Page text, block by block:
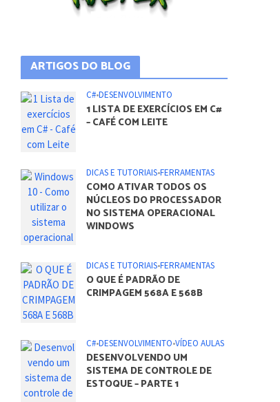
ARTIGOS DO BLOG
C#•DESENVOLVIMENTO
1 LISTA DE EXERCÍCIOS EM C#
– CAFÉ COM LEITE
DICAS E TUTORIAIS•FERRAMENTAS
COMO ATIVAR TODOS OS
NÚCLEOS DO PROCESSADOR
NO SISTEMA OPERACIONAL
WINDOWS
DICAS E TUTORIAIS•FERRAMENTAS
O QUE É PADRÃO DE
CRIMPAGEM 568A E 568B
C#•DESENVOLVIMENTO•VÍDEO AULAS
DESENVOLVENDO UM
SISTEMA DE CONTROLE DE
ESTOQUE – PARTE 1